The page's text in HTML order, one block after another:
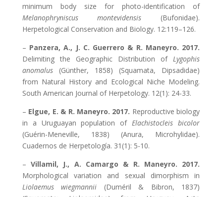
minimum body size for photo-identification of
Melanophryniscus montevidensis (Bufonidae).
Herpetological Conservation and Biology. 12:119–126.
– Panzera, A., J. C. Guerrero & R. Maneyro. 2017.
Delimiting the Geographic Distribution ofLygophis
anomalus(Günther, 1858) (Squamata, Dipsadidae)
from Natural History and Ecological Niche Modeling.
South American Journal of Herpetology. 12(1): 24-33.
– Elgue, E. & R. Maneyro. 2017. Reproductive biology
in a Uruguayan population ofElachistocleis bicolor
(Guérin-Meneville, 1838) (Anura, Microhylidae).
Cuadernos de Herpetología. 31(1): 5-10.
–Villamil, J., A. Camargo & R. Maneyro. 2017.
Morphological variation and sexual dimorphism in
Liolaemus wiegmannii (Duméril & Bibron, 1837)